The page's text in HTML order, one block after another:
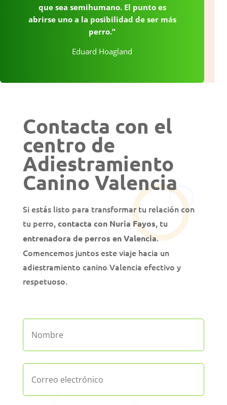
que sea semihumano. El punto es
abrirse uno a la posibilidad de ser más
perro.”
Eduard Hoagland
Contacta con el
centro de
Adiestramiento
Canino Valencia
Si estás listo para transformar tu relación con
tu perro,contacta con Nuria Fayos, tu
entrenadora de perros en Valencia.
Comencemos juntos este viaje hacia un
adiestramiento canino Valencia efectivo y
respetuoso.